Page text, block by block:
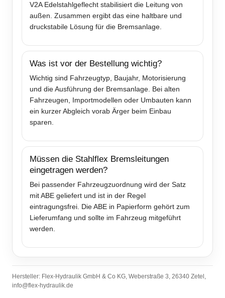
V2A Edelstahlgeflecht stabilisiert die Leitung von
außen. Zusammen ergibt das eine haltbare und
druckstabile Lösung für die Bremsanlage.
Was ist vor der Bestellung wichtig?
Wichtig sind Fahrzeugtyp, Baujahr, Motorisierung
und die Ausführung der Bremsanlage. Bei alten
Fahrzeugen, Importmodellen oder Umbauten kann
ein kurzer Abgleich vorab Ärger beim Einbau
sparen.
Müssen die Stahlflex Bremsleitungen
eingetragen werden?
Bei passender Fahrzeugzuordnung wird der Satz
mit ABE geliefert und ist in der Regel
eintragungsfrei. Die ABE in Papierform gehört zum
Lieferumfang und sollte im Fahrzeug mitgeführt
werden.
Hersteller: Flex-Hydraulik GmbH & Co KG, Weberstraße 3, 26340 Zetel,
info@flex-hydraulik.de